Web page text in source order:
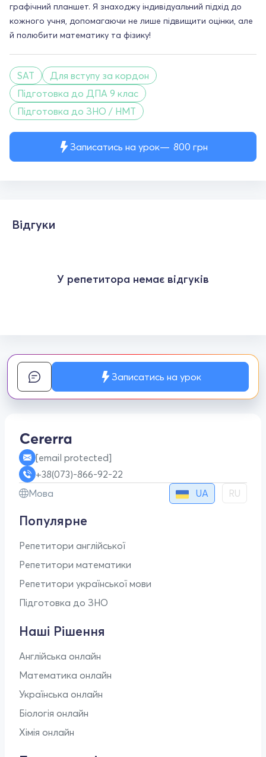
Записатись на урок 800 грн
графічний планшет. Я знаходжу індивідуальний підхід до
кожного учня, допомагаючи не лише підвищити оцінки, але
й полюбити математику та фізику!
SAT
Для вступу за кордон
Підготовка до ДПА 9 клас
Підготовка до ЗНО / НМТ
Відгуки
У репетитора немає відгуків
Записатись на урок
[email protected]
+38(073)-866-92-22
Мова
UA RU
Популярне
Репетитори англійської
Репетитори математики
Репетитори української мови
Підготовка до ЗНО
Наші Рішення
Англійська онлайн
Математика онлайн
Українська онлайн
Біологія онлайн
Хімія онлайн